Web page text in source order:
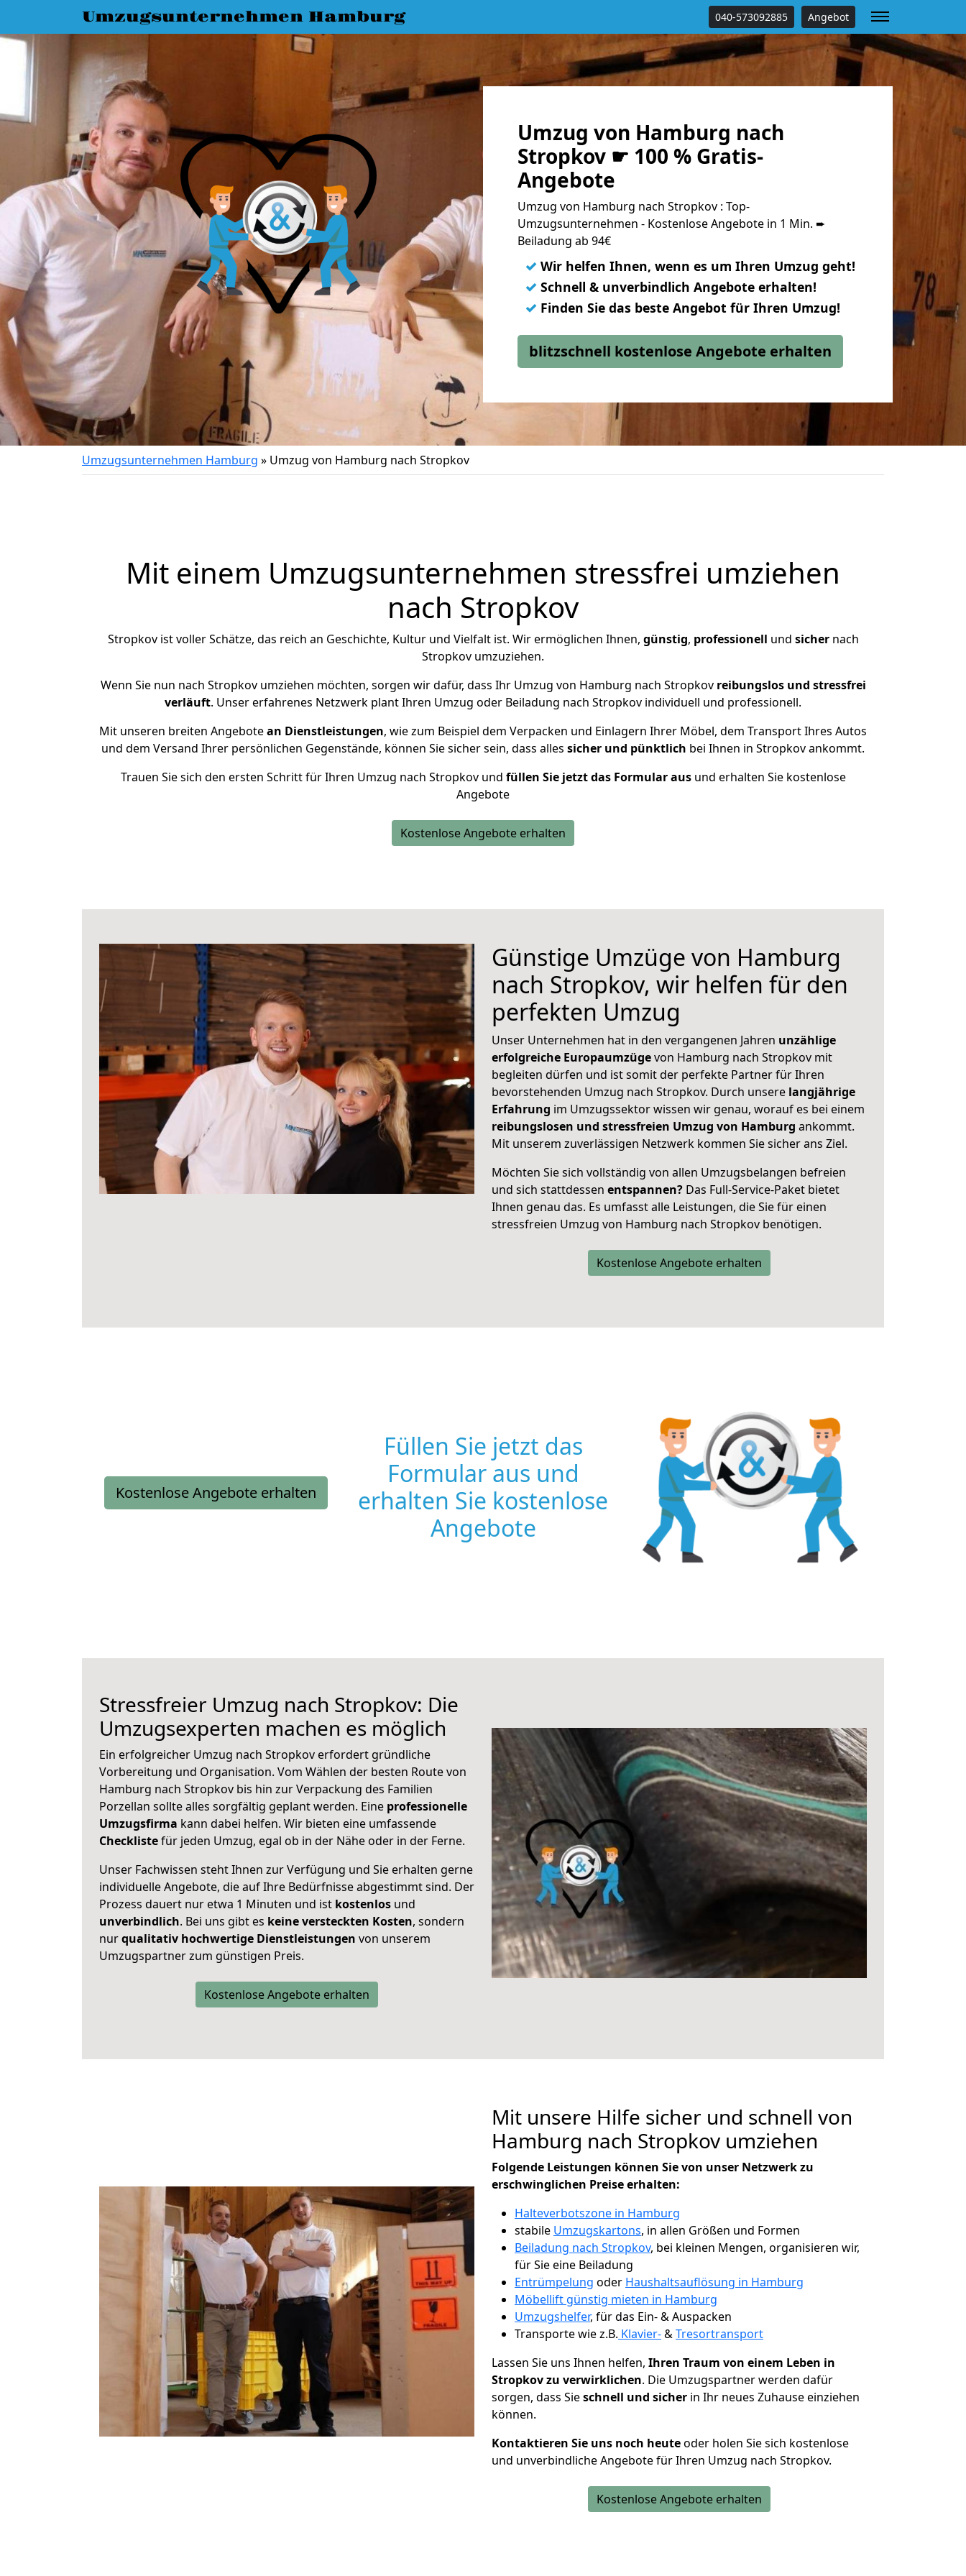
Umzugsunternehmen Hamburg 040-573092885 Angebot
Umzug von Hamburg nach
Stropkov ☛ 100 % Gratis-
Angebote
Umzug von Hamburg nach Stropkov : Top-
Umzugsunternehmen - Kostenlose Angebote in 1 Min. ➨
Beiladung ab 94€
✓ Wir helfen Ihnen, wenn es um Ihren Umzug geht!
✓ Schnell & unverbindlich Angebote erhalten!
✓ Finden Sie das beste Angebot für Ihren Umzug!
blitzschnell kostenlose Angebote erhalten
Umzugsunternehmen Hamburg » Umzug von Hamburg nach Stropkov
Mit einem Umzugsunternehmen stressfrei umziehen
nach Stropkov
Stropkov ist voller Schätze, das reich an Geschichte, Kultur und Vielfalt ist. Wir ermöglichen Ihnen, günstig, professionell und sichernach
Stropkov umzuziehen.
Wenn Sie nun nach Stropkov umziehen möchten, sorgen wir dafür, dass Ihr Umzug von Hamburg nach Stropkov reibungslos und stressfrei
verläuft. Unser erfahrenes Netzwerk plant Ihren Umzug oder Beiladung nach Stropkov individuell und professionell.
Mit unseren breiten Angebotean Dienstleistungen, wie zum Beispiel dem Verpacken und Einlagern Ihrer Möbel, dem Transport Ihres Autos
und dem Versand Ihrer persönlichen Gegenstände, können Sie sicher sein, dass alles sicher und pünktlich bei Ihnen in Stropkov ankommt.
Trauen Sie sich den ersten Schritt für Ihren Umzug nach Stropkov und füllen Sie jetzt das Formular ausund erhalten Sie kostenlose
Angebote
Kostenlose Angebote erhalten
Günstige Umzüge von Hamburg
nach Stropkov, wir helfen für den
perfekten Umzug
Unser Unternehmen hat in den vergangenen Jahren unzählige
erfolgreiche Europaumzügevon Hamburg nach Stropkov mit
begleiten dürfen und ist somit der perfekte Partner für Ihren
bevorstehenden Umzug nach Stropkov. Durch unsere langjährige
Erfahrung im Umzugssektor wissen wir genau, worauf es bei einem
reibungslosen und stressfreien Umzug von Hamburg ankommt.
Mit unserem zuverlässigen Netzwerk kommen Sie sicher ans Ziel.
Möchten Sie sich vollständig von allen Umzugsbelangen befreien
und sich stattdessen entspannen? Das Full-Service-Paket bietet
Ihnen genau das. Es umfasst alle Leistungen, die Sie für einen
stressfreien Umzug von Hamburg nach Stropkov benötigen.
Kostenlose Angebote erhalten
Kostenlose Angebote erhalten
Füllen Sie jetzt das
Formular aus und
erhalten Sie kostenlose
Angebote
Stressfreier Umzug nach Stropkov: Die
Umzugsexperten machen es möglich
Ein erfolgreicher Umzug nach Stropkov erfordert gründliche
Vorbereitung und Organisation. Vom Wählen der besten Route von
Hamburg nach Stropkov bis hin zur Verpackung des Familien
Porzellan sollte alles sorgfältig geplant werden. Eine professionelle
Umzugsfirma kann dabei helfen. Wir bieten eine umfassende
Checklistefür jeden Umzug, egal ob in der Nähe oder in der Ferne.
Unser Fachwissen steht Ihnen zur Verfügung und Sie erhalten gerne
individuelle Angebote, die auf Ihre Bedürfnisse abgestimmt sind. Der
Prozess dauert nur etwa 1 Minuten und ist kostenlos und
unverbindlich. Bei uns gibt es keine versteckten Kosten, sondern
nurqualitativ hochwertige Dienstleistungen von unserem
Umzugspartner zum günstigen Preis.
Kostenlose Angebote erhalten
Mit unsere Hilfe sicher und schnell von
Hamburg nach Stropkov umziehen
Folgende Leistungen können Sie von unser Netzwerk zu
erschwinglichen Preise erhalten:
Halteverbotszone in Hamburg
stabile Umzugskartons, in allen Größen und Formen
Beiladung nach Stropkov, bei kleinen Mengen, organisieren wir,
für Sie eine Beiladung
Entrümpelung oder Haushaltsauflösung in Hamburg
Möbellift günstig mieten in Hamburg
Umzugshelfer, für das Ein- & Auspacken
Transporte wie z.B. Klavier-&Tresortransport
Lassen Sie uns Ihnen helfen, Ihren Traum von einem Leben in
Stropkov zu verwirklichen. Die Umzugspartner werden dafür
sorgen, dass Sieschnell und sicher in Ihr neues Zuhause einziehen
können.
Kontaktieren Sie uns noch heuteoder holen Sie sich kostenlose
und unverbindliche Angebote für Ihren Umzug nach Stropkov.
Kostenlose Angebote erhalten